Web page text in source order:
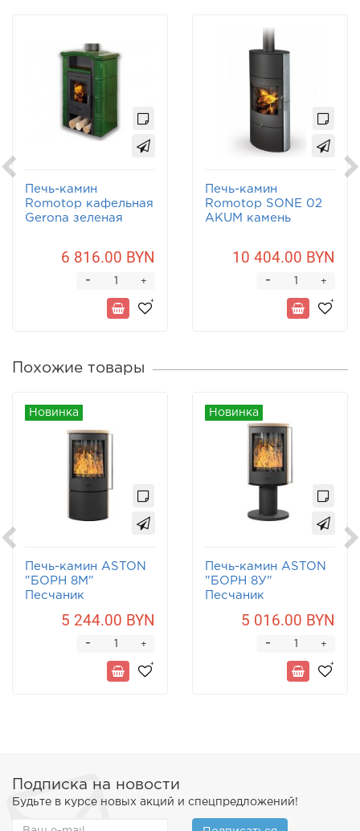
Печь-камин
Romotop кафельная
Gerona зеленая
6 816.00 BYN
+
-
Печь-камин
Romotop SONE 02
AKUM камень
10 404.00 BYN
+
-
Похожие товары
Новинка
Печь-камин ASTON
"БОРН 8М"
Песчаник
5 244.00 BYN
+
-
Новинка
Печь-камин ASTON
"БОРН 8У"
Песчаник
5 016.00 BYN
+
-
Подписка на новости
Будьте в курсе новых акций и спецпредложений!